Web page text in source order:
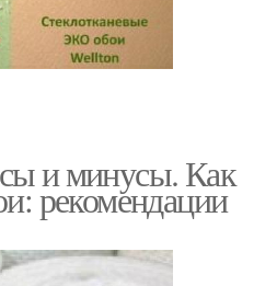
и минусы. Как
рекомендации